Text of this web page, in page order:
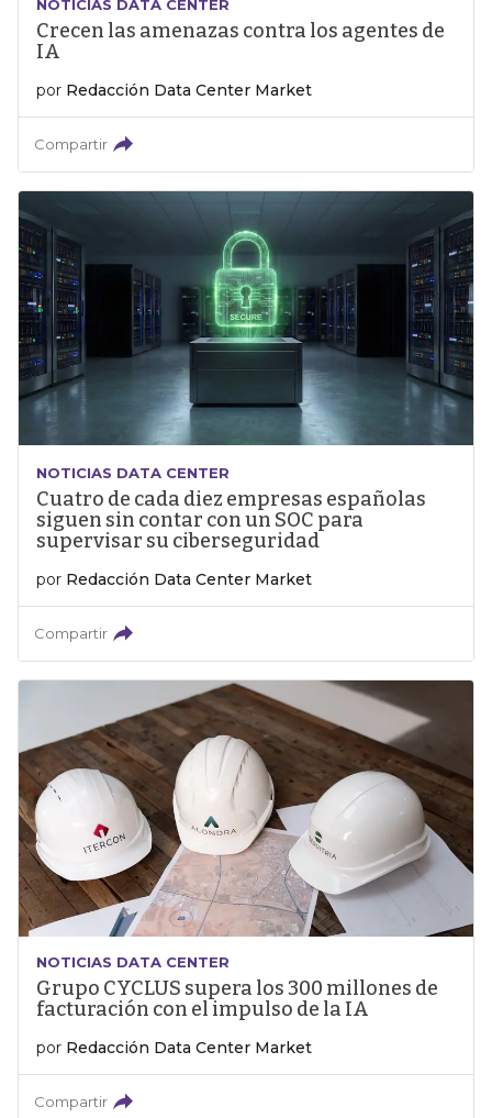
NOTICIAS DATA CENTER
Crecen las amenazas contra los agentes de
IA
por Redacción Data Center Market
Compartir
NOTICIAS DATA CENTER
Cuatro de cada diez empresas españolas
siguen sin contar con un SOC para
supervisar su ciberseguridad
por Redacción Data Center Market
Compartir
NOTICIAS DATA CENTER
Grupo CYCLUS supera los 300 millones de
facturación con el impulso de la IA
por Redacción Data Center Market
Compartir